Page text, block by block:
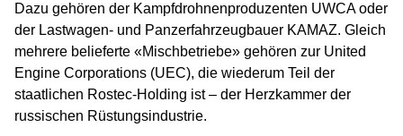
Dazu gehören der Kampfdrohnenproduzenten UWCA oder
der Lastwagen- und Panzerfahrzeugbauer KAMAZ. Gleich
mehrere belieferte «Mischbetriebe» gehören zur United
Engine Corporations (UEC), die wiederum Teil der
staatlichen Rostec-Holding ist – der Herzkammer der
russischen Rüstungsindustrie.